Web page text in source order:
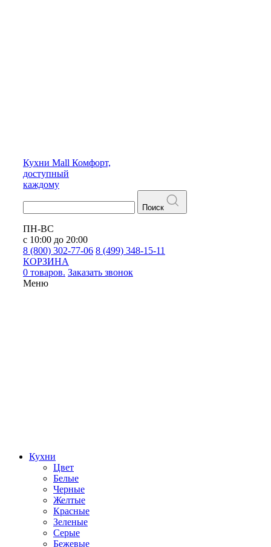
Кухни Mall Комфорт,
доступный
каждому
Поиск
ПН-ВС
с 10:00 до 20:00
8 (800) 302-77-06 8 (499) 348-15-11
КОРЗИНА
0 товаров. Заказать звонок
Меню
Кухни
Цвет
Белые
Черные
Желтые
Красные
Зеленые
Серые
Бежевые